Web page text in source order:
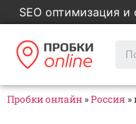
SEO оптимизация и
Пробки онлайн »Россия »